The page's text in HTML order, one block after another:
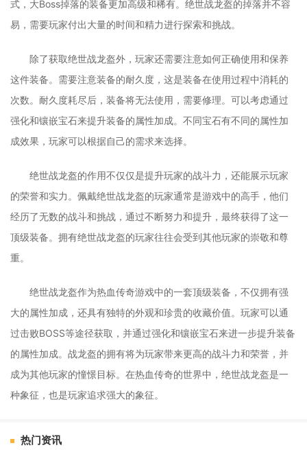
式，大Boss掉落的装备更加高级和稀有。绝世战龙盔的掉落并不容
易，需要玩家付出大量的时间和精力进行探索和挑战。
除了获取绝世战龙盔外，玩家还需要注意如何正确使用和保养
这件装备。需要注意装备的耐久度，这是装备在使用过程中消耗的
次数。耐久度耗尽后，装备将无法使用，需要修理。可以考虑通过
强化和镶嵌宝石来提升装备的属性加成。不同宝石有不同的属性加
成效果，玩家可以根据自己的需求来选择。
绝世战龙盔的作用不仅仅是提升玩家的战斗力，还能展示玩家
的荣誉和实力。佩戴绝世战龙盔的玩家通常是游戏中的高手，他们
经历了无数的战斗和挑战，通过不断努力和提升，最终获得了这一
顶级装备。拥有绝世战龙盔的玩家往往会受到其他玩家的崇敬和尊
重。
绝世战龙盔作为热血传奇游戏中的一套顶级装备，不仅拥有强
大的属性加成，还具有独特的外观和珍贵的收藏价值。玩家可以通
过击败BOSS等途径获取，并通过强化和镶嵌宝石来进一步提升装备
的属性加成。战龙盔的拥有将为玩家带来更高的战斗力和荣誉，并
成为其他玩家的憧憬目标。在热血传奇的世界中，绝世战龙盔是一
种象征，也是玩家追求强大的象征。
热门资讯